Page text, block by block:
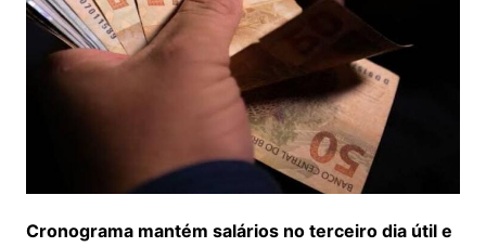
Cronograma mantém salários no terceiro dia útil e